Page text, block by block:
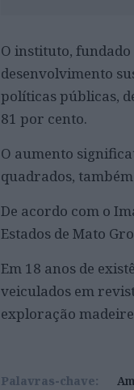
O instituto, fundado
desenvolvimento
políticas públicas,
81 por cento.
O aumento
quadrados,
De acordo com o
Estados de Mato
Em 18 anos de
veiculados em
exploração
Palavras-chave: